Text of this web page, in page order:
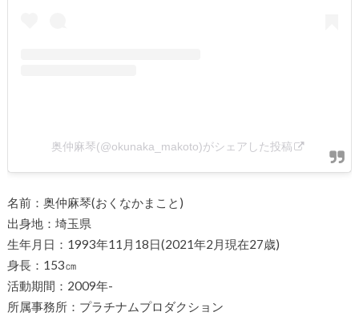
奥仲麻琴(@okunaka_makoto)がシェアした投稿
名前：奥仲麻琴(おくなかまこと)
出身地：埼玉県
生年月日：1993年11月18日(2021年2月現在27歳)
身長：153㎝
活動期間：2009年-
所属事務所：プラチナムプロダクション